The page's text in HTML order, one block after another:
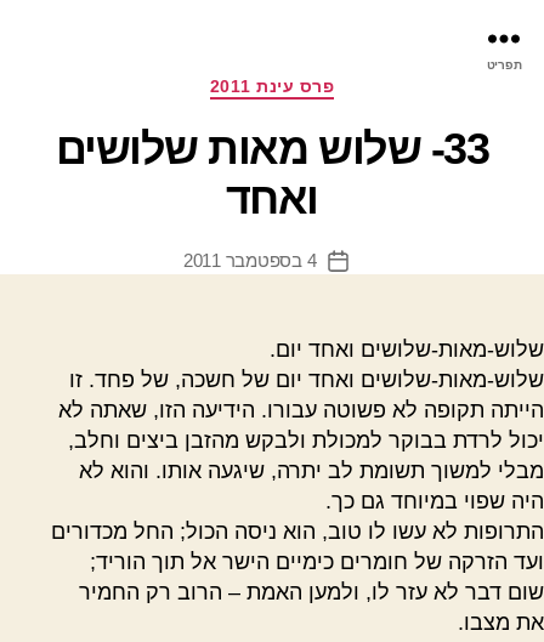
תפריט
קטגוריותפרס עינת 2011
33- שלוש מאות שלושים
ואחד
תאריך
4 בספטמבר 2011
שלוש-מאות-שלושים ואחד יום.
שלוש-מאות-שלושים ואחד יום של חשכה, של פחד. זו
הייתה תקופה לא פשוטה עבורו. הידיעה הזו, שאתה לא
יכול לרדת בבוקר למכולת ולבקש מהזבן ביצים וחלב,
מבלי למשוך תשומת לב יתרה, שיגעה אותו. והוא לא
היה שפוי במיוחד גם כך.
התרופות לא עשו לו טוב, הוא ניסה הכול; החל מכדורים
ועד הזרקה של חומרים כימיים הישר אל תוך הוריד;
שום דבר לא עזר לו, ולמען האמת – הרוב רק החמיר
את מצבו.